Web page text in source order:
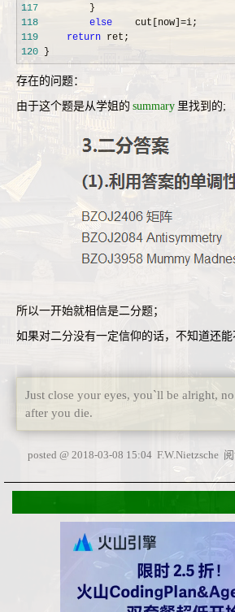
117
118
else
    cut[now]=
119
return
120 }
存在的问题：
由于这个题是从学姐的 summary 里找到的;
所以一开始就相信是二分题；
如果对二分没有一定信仰的话，不知道还能
Just close your eyes, you`ll be alright,
after you die.
posted @ 2018-03-08 15:04 F.W.Nietzsche